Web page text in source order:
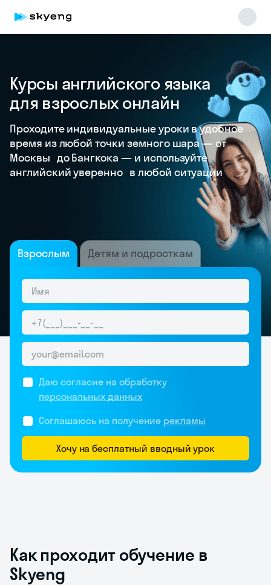
Курсы английского языка
для взрослых онлайн
Проходите индивидуальные уроки в удобное
время из любой точки земного шара — от
Москвы до Бангкока — и используйте
английский уверенно в любой ситуации
Взрослым Детям и подросткам
Даю согласие на обработку
персональных данных
Соглашаюсь на получение рекламы
Хочу на бесплатный вводный урок
Как проходит обучение в
Skyeng